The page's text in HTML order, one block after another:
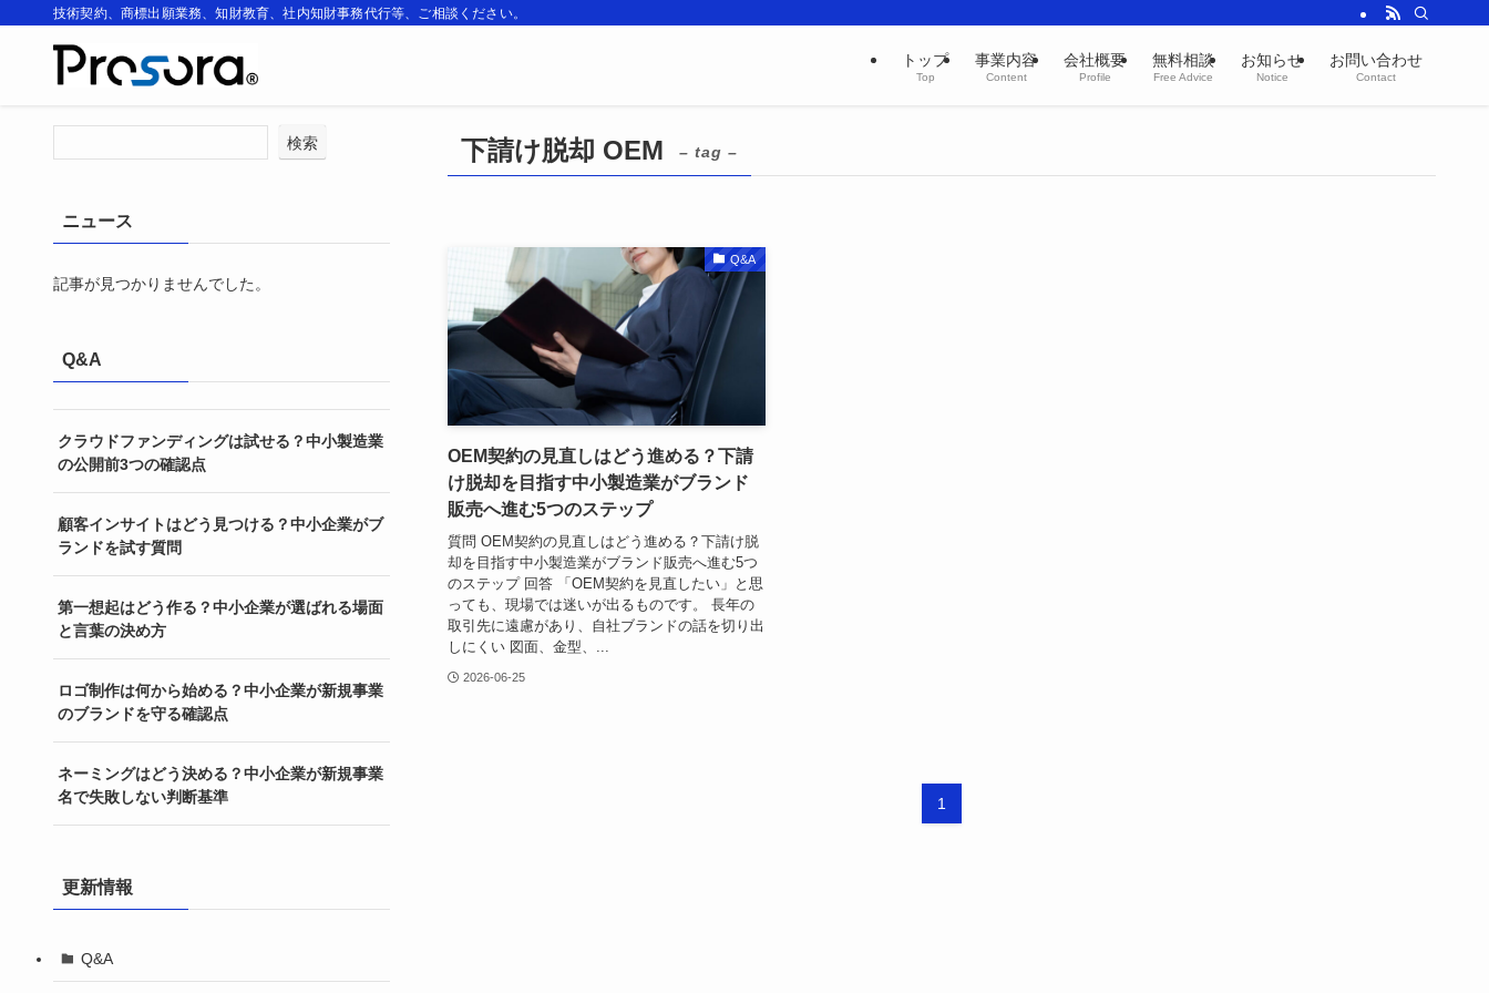
技術契約、商標出願業務、知財教育、社内知財事務代行等、ご相談ください。
トップ
Top
事業内容
Content
会社概要
Profile
無料相談
Free Advice
お知らせ
Notice
お問い合わせ
Contact
ホーム 下請け脱却 OEM
下請け脱却 OEM – tag –
Q&A
OEM契約の見直しはどう進める？下請
け脱却を目指す中小製造業がブランド
販売へ進む5つのステップ
質問 OEM契約の見直しはどう進める？下請け脱
却を目指す中小製造業がブランド販売へ進む5つ
のステップ 回答 「OEM契約を見直したい」と思
っても、現場では迷いが出るものです。 長年の
取引先に遠慮があり、自社ブランドの話を切り出
しにくい 図面、金型、...
2026-06-25
1
検索
ニュース
記事が見つかりませんでした。
Q&A
クラウドファンディングは試せる？中小製造業
の公開前3つの確認点
顧客インサイトはどう見つける？中小企業がブ
ランドを試す質問
第一想起はどう作る？中小企業が選ばれる場面
と言葉の決め方
ロゴ制作は何から始める？中小企業が新規事業
のブランドを守る確認点
ネーミングはどう決める？中小企業が新規事業
名で失敗しない判断基準
更新情報
Q&A